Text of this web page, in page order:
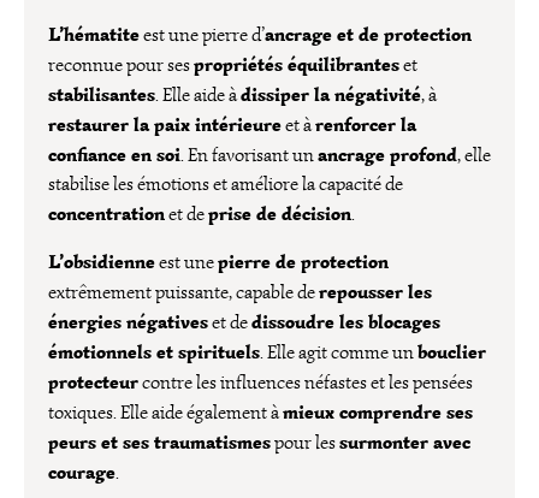
L’hématiteest une pierre d’ancrage et de protection
reconnue pour sespropriétés équilibranteset
stabilisantes. Elle aide àdissiper la négativité, à
restaurer la paix intérieureet àrenforcer la
confiance en soi. En favorisant unancrage profond, elle
stabilise les émotions et améliore la capacité de
concentrationet deprise de décision.
L’obsidienneest unepierre de protection
extrêmement puissante, capable derepousser les
énergies négativeset dedissoudre les blocages
émotionnels et spirituels. Elle agit comme unbouclier
protecteurcontre les influences néfastes et les pensées
toxiques. Elle aide également àmieux comprendre ses
peurs et ses traumatismespour lessurmonter avec
courage.